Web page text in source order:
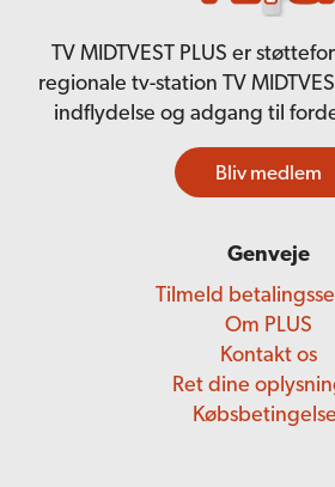
TV MIDTVEST PLUS er
regionale tv-station TV
indflydelse og adgang til
Bliv medlem
Genveje
Tilmeld
Om PLUS
Kontakt os
Ret dine